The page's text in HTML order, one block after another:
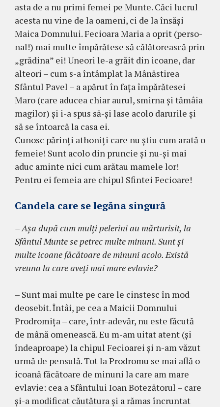
asta de a nu primi femei pe Mun­te. Căci lucrul
acesta nu vine de la oameni, ci de la însăşi
Maica Domnului. Fecioara Maria a oprit (per­so­
nal!) mai multe îm­părătese să călăto­reas­că prin
„grădina” ei! Uneori le-a grăit din icoane, dar
alte­ori – cum s-a întâmplat la Mâ­năstirea
Sfântul Pavel – a apărut în faţa îm­părătesei
Maro (care aducea chiar au­rul, smirna şi tămâia
magilor) şi i-a spus să-şi lase acolo da­rurile şi
să se întoarcă la casa ei.
Cunosc părinţi athoniţi care nu ştiu cum arată o
femeie! Sunt acolo din prun­cie şi nu-şi mai
aduc aminte nici cum arătau mamele lor!
Pentru ei fe­meia are chipul Sfintei Fecioare!
Candela care se legăna singură
– Aşa după cum mulţi pelerini au mărturisit, la
Sfântul Munte se petrec multe minuni. Sunt şi
multe icoane fă­cătoare de mi­nuni acolo. Există
vre­una la care aveţi mai mare evlavie?
– Sunt mai multe pe care le cinstesc în mod
deosebit. Întâi, pe cea a Maicii Domnului
Prodro­miţa – care, într-adevăr, nu este făcută
de mână omenească. Eu m-am uitat atent (şi
îndeaproape) la chi­pul Fecioarei şi n-am văzut
urmă de pensulă. Tot la Pro­dromu se mai află o
icoană făcătoare de minuni la care am mare
evlavie: cea a Sfântului Ioan Botezătorul – care
şi-a modificat căutătura şi a rămas încruntat